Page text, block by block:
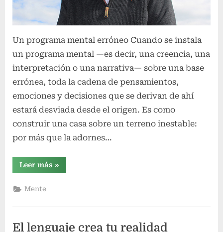
Un programa mental erróneo Cuando se instala
un programa mental —es decir, una creencia, una
interpretación o una narrativa— sobre una base
errónea, toda la cadena de pensamientos,
emociones y decisiones que se derivan de ahí
estará desviada desde el origen. Es como
construir una casa sobre un terreno inestable:
por más que la adornes…
Leer más “Un
programa
»
Mente
El lenguaje crea tu realidad